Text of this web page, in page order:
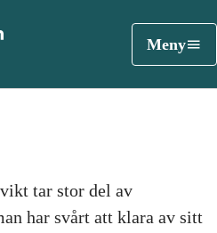
Meny
tar stor del av
har svårt att klara av sitt